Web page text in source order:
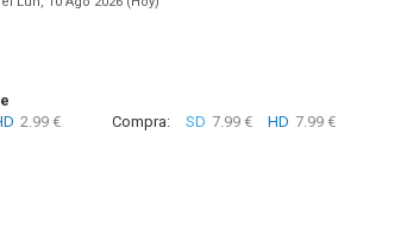
2.99 € Compra: SD 7.99 € HD 7.99 €